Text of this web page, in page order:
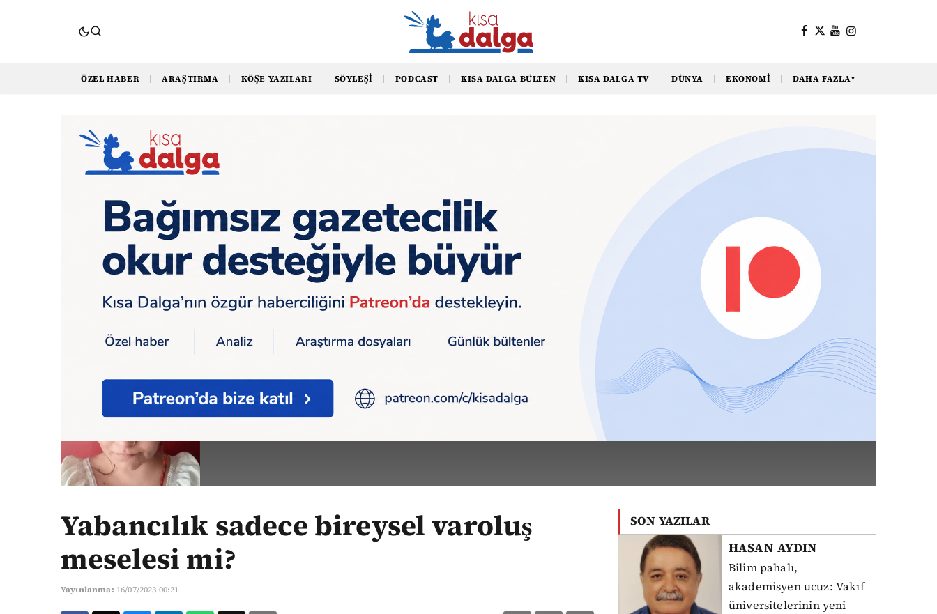
ÖZEL HABER ARAŞTIRMA KÖŞE YAZILARI SÖYLEŞI PODCAST KISA DALGA BÜLTEN KISA DALGA TV DÜNYA EKONOMI DAHA FAZLA▼
EMEK EREZ
Yabancılık sadece bireysel varoluş
meselesi mi?
Yayınlanma: 16/07/2023 00:21
SON YAZILAR
HASAN AYDIN
Bilim pahalı,
akademisyen ucuz: Vakıf
üniversitelerinin yeni